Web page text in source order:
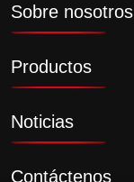
Sobre nosotros
Productos
Noticias
Contáctenos